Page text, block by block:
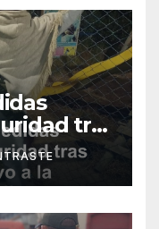
tras
Policía